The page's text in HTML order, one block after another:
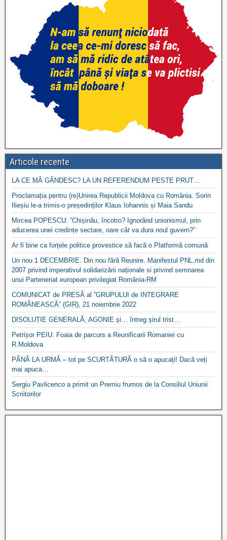
Articole recente
LA CE MĂ GÂNDESC? LA UN REFERENDUM PESTE PRUT…
Proclamația pentru (re)Unirea Republicii Moldova cu România. Sorin
Ilieșiu le-a trimis-o președinților Klaus Iohannis și Maia Sandu
Mircea POPESCU: ”Chișinău, încotro? Ignorând unionismul, prin
aducerea unei credințe sectare, oare cât va dura noul guvern?”
Ar fi bine ca forțele politice provestice să facă o Platformă comună
Un nou 1 DECEMBRIE. Din nou fără Reunire. Manifestul PNL.md din
2007 privind imperativul solidarizării naționale si privind semnarea
unui Parteneriat european privilegiat România-RM
COMUNICAT de PRESĂ al ”GRUPULUI de INTEGRARE
ROMÂNEASCĂ” (GIR), 21 noiembrie 2022
DISOLUȚIE GENERALĂ, AGONIE și… întreg șirul trist…
Petrișor PEIU: Foaia de parcurs a Reunificarii Romaniei cu
R.Moldova
PÂNĂ LA URMĂ – tot pe SCURTĂTURĂ o să o apucați! Dacă veți
mai apuca…
Sergiu Pavlicenco a primit un Premiu frumos de la Consiliul Uniunii
Scriitorilor